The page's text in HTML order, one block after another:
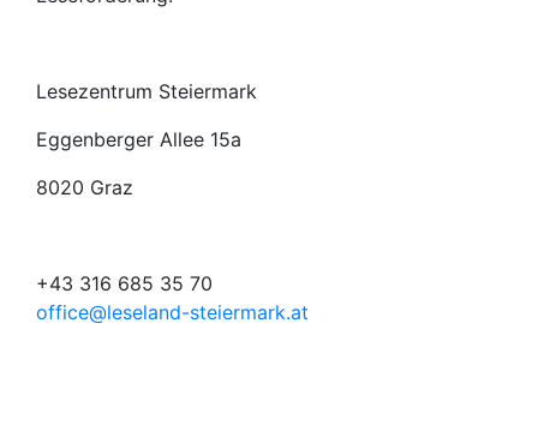
Lesezentrum Steiermark
Eggenberger Allee 15a
8020 Graz
+43 316 685 35 70
office@leseland-steiermark.at